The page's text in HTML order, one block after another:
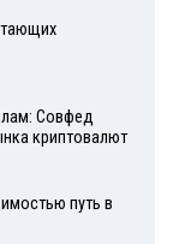
Совфед
криптовалют
путь в